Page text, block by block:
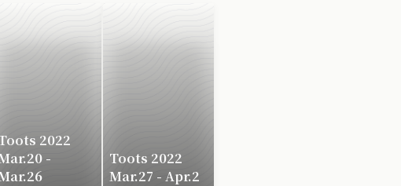
2022
-
Toots 2022
Mar.27 - Apr.2